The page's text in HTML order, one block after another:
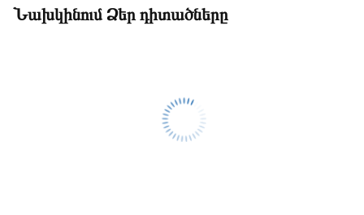
Նախկինում Ձեր դիտածները